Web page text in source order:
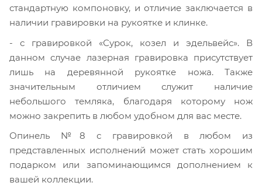
стандартную компоновку, и отличие заключается в
наличии гравировки на рукоятке и клинке.
- с гравировкой «Сурок, козел и эдельвейс». В
данном случае лазерная гравировка присутствует
лишь на деревянной рукоятке ножа. Также
значительным отличием служит наличие
небольшого темляка, благодаря которому нож
можно закрепить в любом удобном для вас месте.
Опинель №8 с гравировкой в любом из
представленных исполнений может стать хорошим
подарком или запоминающимся дополнением к
вашей коллекции.